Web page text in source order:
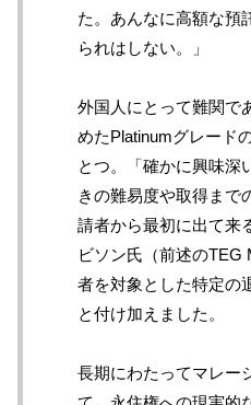
た。あんなに高額な預
られはしない。」
外国人にとって難関で
めたPlatinumグレード
とつ。「確かに興味深
きの難易度や取得まで
請者から最初に出て来
ビソン氏（前述のTEG
者を対象とした特定の
と付け加えました。
長期にわたってマレー